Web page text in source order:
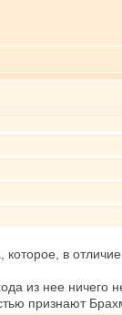
в
из нее ничего
признают